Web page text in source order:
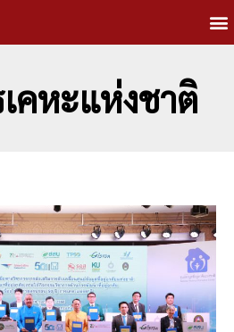
เคหะแห่งชาติ